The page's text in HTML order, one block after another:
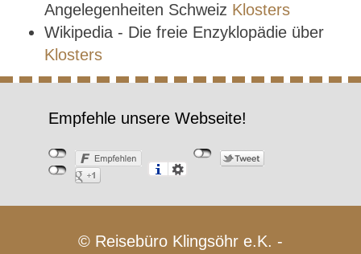
Angelegenheiten Schweiz Klosters
Wikipedia - Die freie Enzyklopädie über
Klosters
Empfehle unsere Webseite!
© Reisebüro Klingsöhr e.K. -